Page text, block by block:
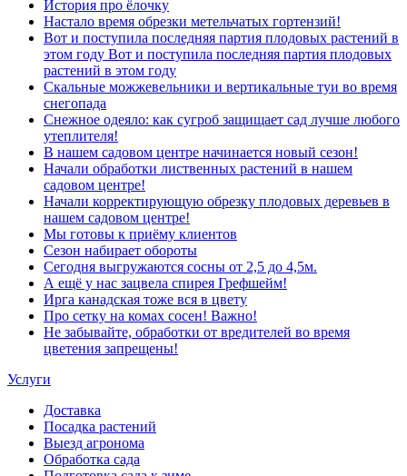
История про ёлочку
Настало время обрезки метельчатых гортензий!
Вот и поступила последняя партия плодовых растений в
этом году Вот и поступила последняя партия плодовых
растений в этом году
Скальные можжевельники и вертикальные туи во время
снегопада
Снежное одеяло: как сугроб защищает сад лучше любого
утеплителя!
В нашем садовом центре начинается новый сезон!
Начали обработки лиственных растений в нашем
садовом центре!
Начали корректирующую обрезку плодовых деревьев в
нашем садовом центре!
Мы готовы к приёму клиентов
Сезон набирает обороты
Сегодня выгружаются сосны от 2,5 до 4,5м.
А ещё у нас зацвела спирея Грефшейм!
Ирга канадская тоже вся в цвету
Про сетку на комах сосен! Важно!
Не забывайте, обработки от вредителей во время
цветения запрещены!
Услуги
Доставка
Посадка растений
Выезд агронома
Обработка сада